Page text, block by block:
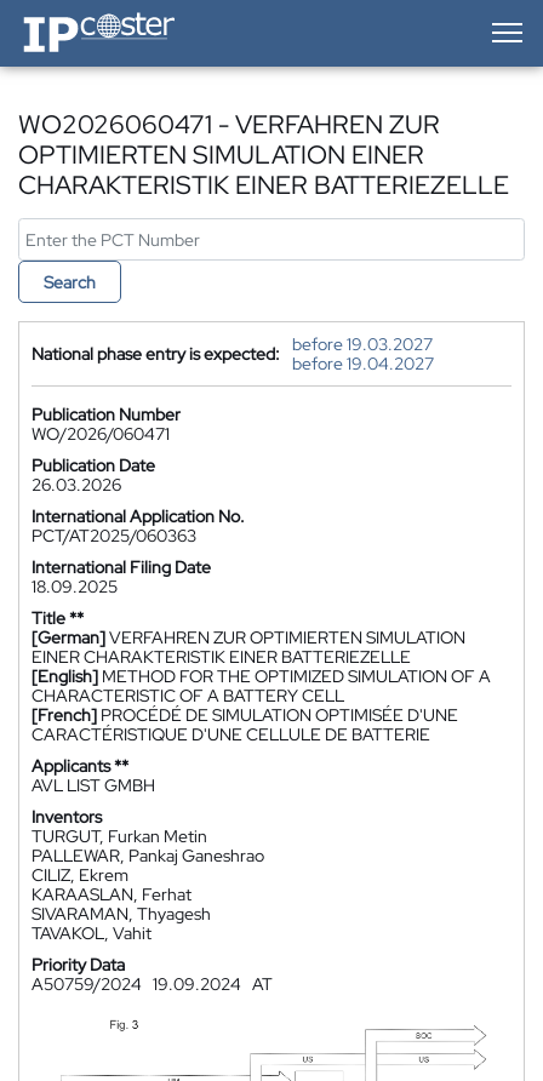
IP-Coster — Home
WO2026060471 - VERFAHREN ZUR
OPTIMIERTEN SIMULATION EINER
CHARAKTERISTIK EINER BATTERIEZELLE
Search
National phase entry is expected:
before 19.03.2027
before 19.04.2027
Publication Number
WO/2026/060471
Publication Date
26.03.2026
International Application No.
PCT/AT2025/060363
International Filing Date
18.09.2025
Title **
[German]VERFAHREN ZUR OPTIMIERTEN SIMULATION
EINER CHARAKTERISTIK EINER BATTERIEZELLE
[English] METHOD FOR THE OPTIMIZED SIMULATION OF A
CHARACTERISTIC OF A BATTERY CELL
[French] PROCÉDÉ DE SIMULATION OPTIMISÉE D'UNE
CARACTÉRISTIQUE D'UNE CELLULE DE BATTERIE
Applicants **
AVL LIST GMBH
Inventors
TURGUT, Furkan Metin
PALLEWAR, Pankaj Ganeshrao
CILIZ, Ekrem
KARAASLAN, Ferhat
SIVARAMAN, Thyagesh
TAVAKOL, Vahit
Priority Data
A50759/2024 19.09.2024 AT